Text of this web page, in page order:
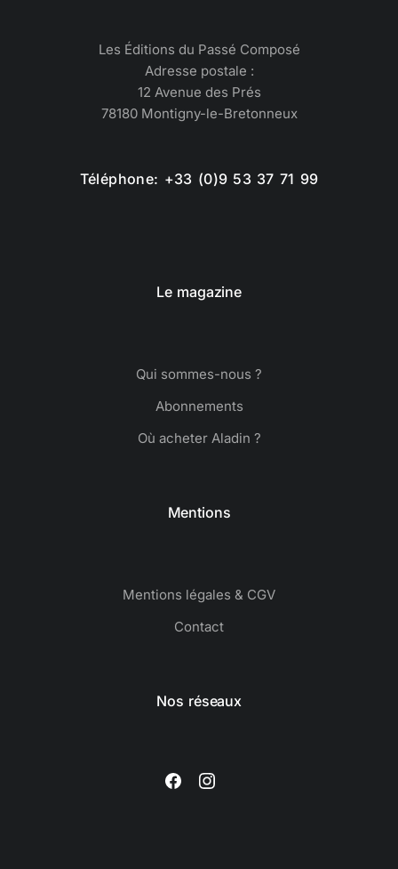
Les Éditions du Passé Composé
Adresse postale :
12 Avenue des Prés
78180 Montigny-le-Bretonneux
Téléphone: +33 (0)9 53 37 71 99
Le magazine
Qui sommes-nous ?
Abonnements
Où acheter Aladin ?
Mentions
Mentions légales & CGV
Contact
Nos réseaux